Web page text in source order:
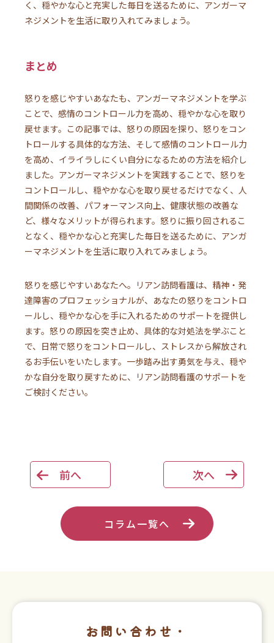
く、穏やかな心と充実した毎日を送るために、アンガーマ
ネジメントを生活に取り入れてみましょう。
まとめ
怒りを感じやすいあなたも、アンガーマネジメントを学ぶ
ことで、感情のコントロール力を高め、穏やかな心を取り
戻せます。この記事では、怒りの原因を探り、怒りをコン
トロールする具体的な方法、そして感情のコントロール力
を高め、イライラしにくい自分になるための方法を紹介し
ました。アンガーマネジメントを実践することで、怒りを
コントロールし、穏やかな心を取り戻せるだけでなく、人
間関係の改善、パフォーマンス向上、健康状態の改善な
ど、様々なメリットが得られます。怒りに振り回されるこ
となく、穏やかな心と充実した毎日を送るために、アンガ
ーマネジメントを生活に取り入れてみましょう。
怒りを感じやすいあなたへ。リアン訪問看護は、精神・発
達障害のプロフェッショナルが、あなたの怒りをコントロ
ールし、穏やかな心を手に入れるためのサポートを提供し
ます。怒りの原因を突き止め、具体的な対処法を学ぶこと
で、日常で怒りをコントロールし、ストレスから解放され
るお手伝いをいたします。一歩踏み出す勇気を与え、穏や
かな自分を取り戻すために、リアン訪問看護のサポートを
ご検討ください。
前へ 次へ
コラム一覧へ
お問い合わせ・